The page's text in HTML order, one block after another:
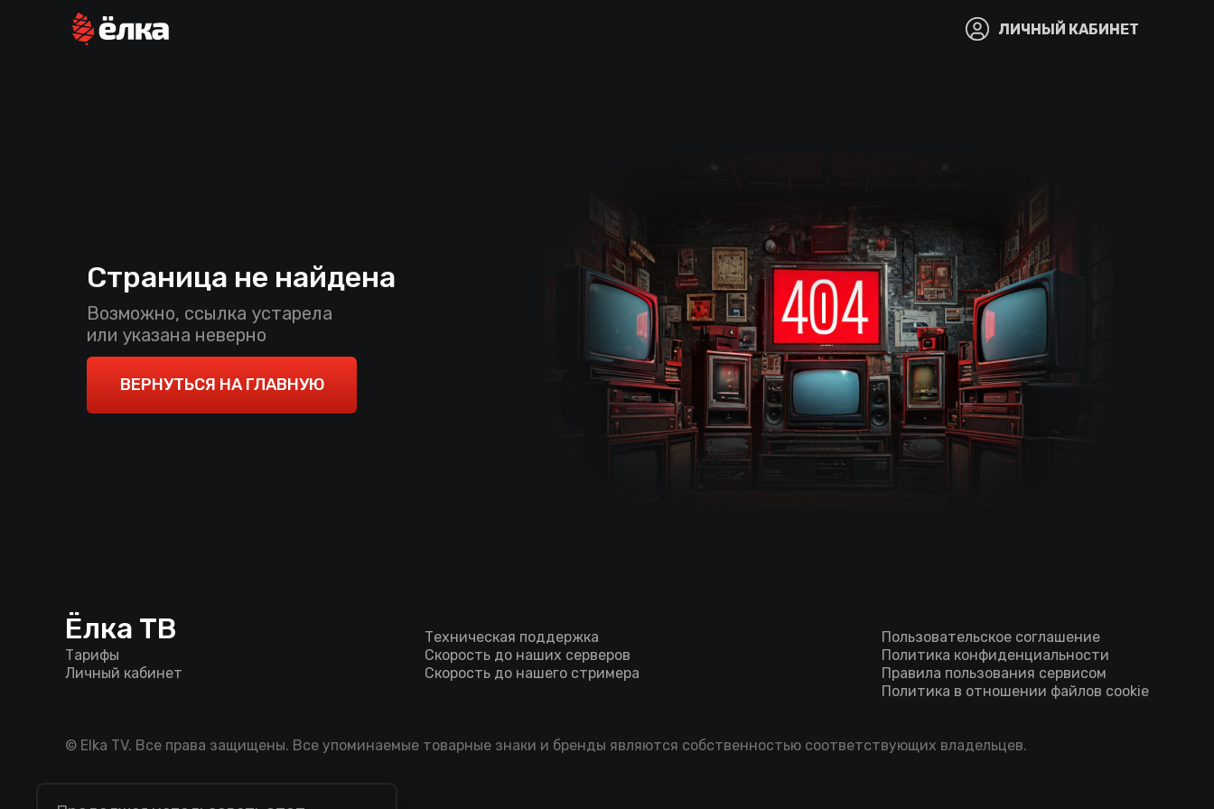
ЛИЧНЫЙ КАБИНЕТ
Страница не найдена
Возможно, ссылка устарела
или указана неверно
ВЕРНУТЬСЯ НА ГЛАВНУЮ
Ёлка ТВ
Тарифы
Личный кабинет
Техническая поддержка
Скорость до наших серверов
Скорость до нашего стримера
Пользовательское соглашение
Политика конфиденциальности
Правила пользования сервисом
Политика в отношении файлов cookie
© Elka TV. Все права защищены. Все упоминаемые товарные знаки и бренды являются собственностью соответствующих владельцев.